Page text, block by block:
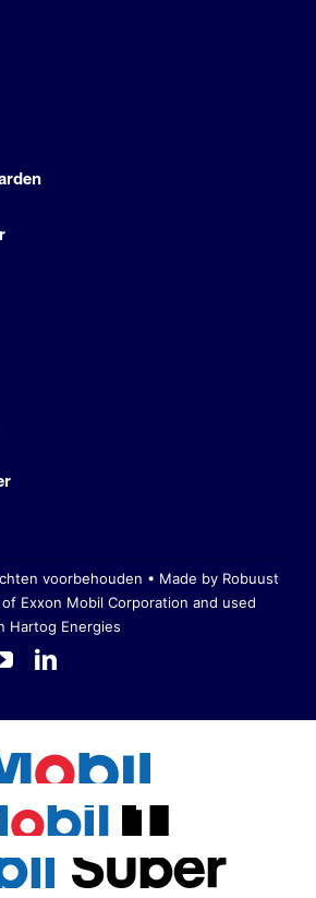
voorbehouden • Made by Robuust
Exxon Mobil Corporation and used
Hartog Energies